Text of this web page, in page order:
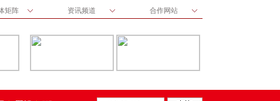
矩阵 资讯频道 合作网站